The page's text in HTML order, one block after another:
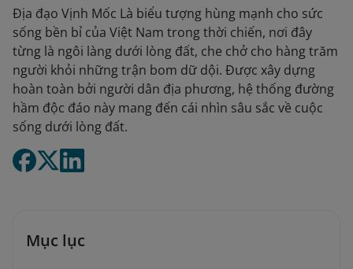
Địa đạo Vịnh Mốc Là biểu tượng hùng mạnh cho sức
sống bền bỉ của Việt Nam trong thời chiến, nơi đây
từng là ngôi làng dưới lòng đất, che chở cho hàng trăm
người khỏi những trận bom dữ dội. Được xây dựng
hoàn toàn bởi người dân địa phương, hệ thống đường
hầm độc đáo này mang đến cái nhìn sâu sắc về cuộc
sống dưới lòng đất.
Mục lục